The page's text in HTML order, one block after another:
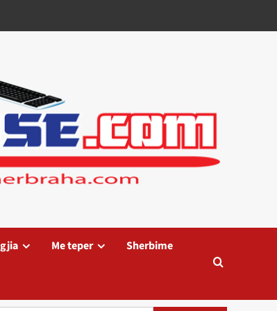
Me teper Sherbime